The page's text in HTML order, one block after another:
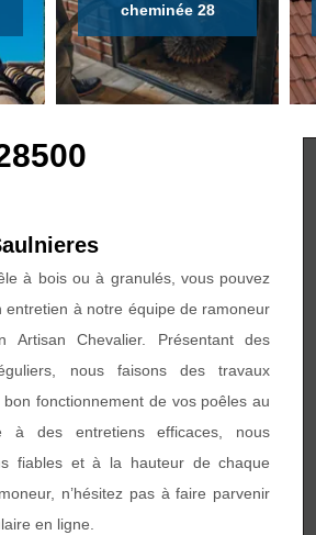
cheminée 28
à bois ou à granulés, vous pouvez
entretien à notre équipe de ramoneur
Artisan Chevalier. Présentant des
nous faisons des travaux
fonctionnement de vos poêles au
à des entretiens efficaces, nous
fiables et à la hauteur de chaque
n’hésitez pas à faire parvenir
en ligne.